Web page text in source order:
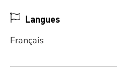
Langues
Français